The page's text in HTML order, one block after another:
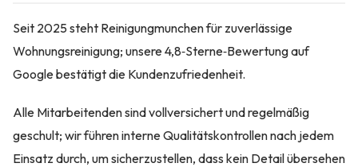
Seit 2025 steht Reinigungmunchen für zuverlässige
Wohnungsreinigung; unsere 4,8‑Sterne‑Bewertung auf
Google bestätigt die Kundenzufriedenheit.
Alle Mitarbeitenden sind vollversichert und regelmäßig
geschult; wir führen interne Qualitätskontrollen nach jedem
Einsatz durch, um sicherzustellen, dass kein Detail übersehen